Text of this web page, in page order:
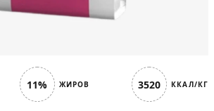
11% ЖИРОВ 3520 ККАЛ/КГ